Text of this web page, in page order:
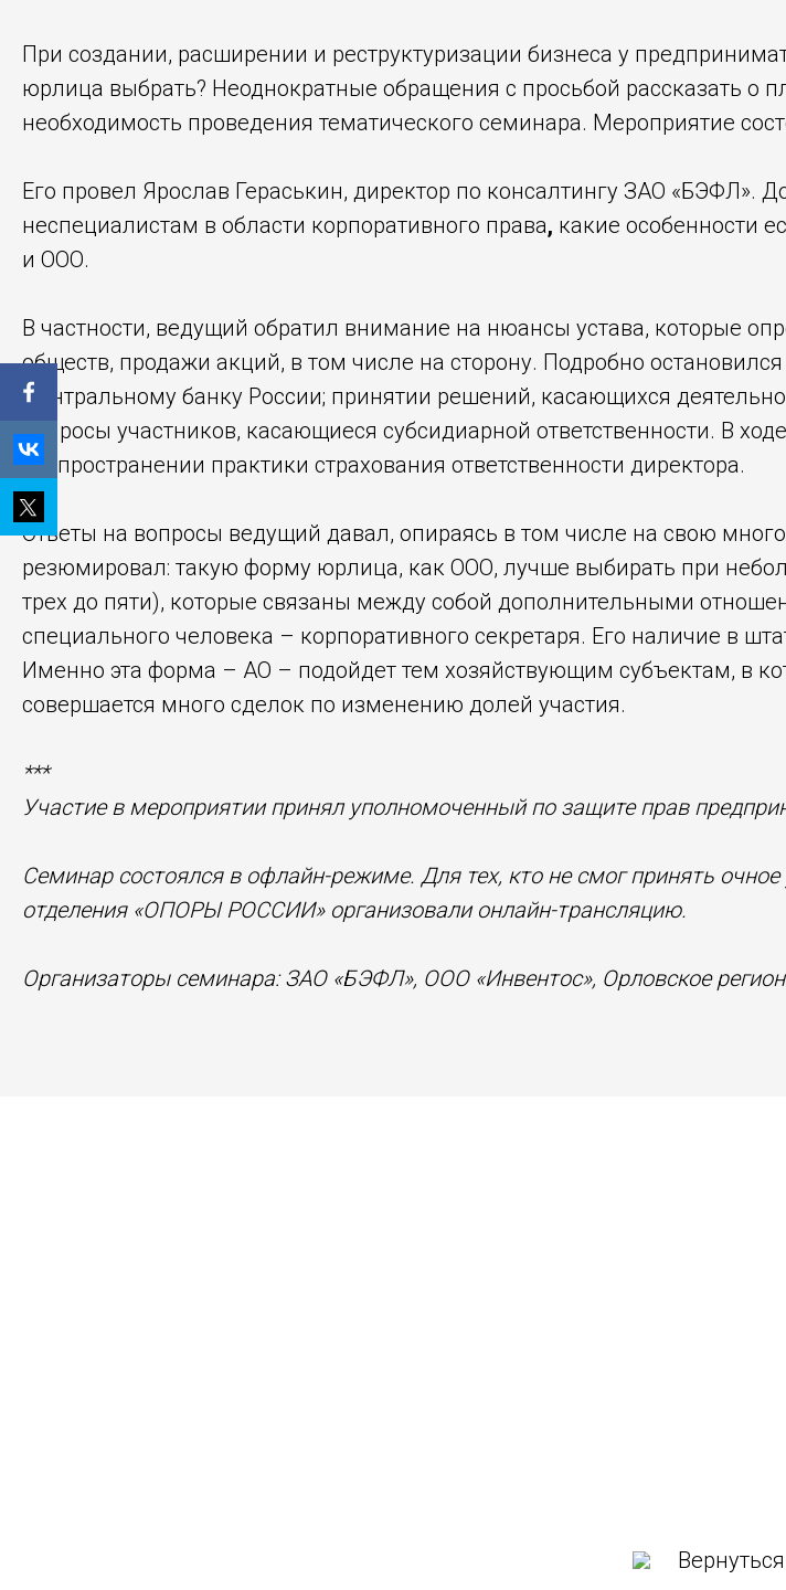
При создании, расширении и реструктуризации бизнеса у
юрлица выбрать? Неоднократные обращения с просьбой рассказать о
необходимость проведения тематического семинара. Мероприятие
Его провел Ярослав Гераськин, директор по консалтингу ЗАО «БЭФЛ».
неспециалистам в области корпоративного права, какие особенности
и ООО.
В частности, ведущий обратил внимание на нюансы устава, которые
обществ, продажи акций, в том числе на сторону. Подробно
Центральному банку России; принятии решений, касающихся
вопросы участников, касающиеся субсидиарной ответственности. В
распространении практики страхования ответственности директора.
Ответы на вопросы ведущий давал, опираясь в том числе на свою
резюмировал: такую форму юрлица, как ООО, лучше выбирать при
трех до пяти), которые связаны между собой дополнительными
специального человека – корпоративного секретаря. Его наличие в
Именно эта форма – АО – подойдет тем хозяйствующим субъектам, в
совершается много сделок по изменению долей участия.
***
Участие в мероприятии принял уполномоченный по защите прав
Семинар состоялся в офлайн-режиме. Для тех, кто не смог принять очное
отделения «ОПОРЫ РОССИИ» организовали онлайн-трансляцию.
Организаторы семинара: ЗАО «БЭФЛ», ООО «Инвентос», Орловское